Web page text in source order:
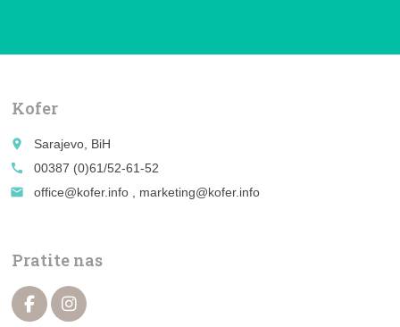
Kofer
place
Sarajevo, BiH
call
00387 (0)61/52-61-52
email
office@kofer.info , marketing@kofer.info
Pratite nas